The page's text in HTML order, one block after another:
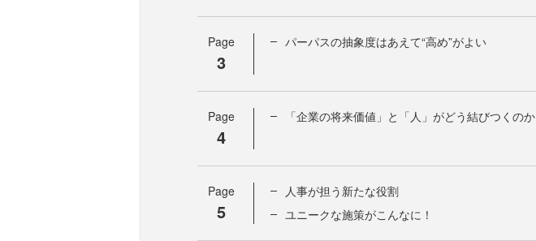
Page
3
パーパスの抽象度はあえて“高め”がよい
Page
4
「企業の将来価値」と「人」がどう結びつくのか
Page
5
人事が担う新たな役割
ユニークな施策がこんなに！